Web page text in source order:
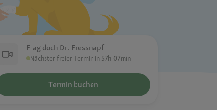
Frag doch Dr. Fressnapf
Nächster freier Termin in 57h 07min
Termin buchen